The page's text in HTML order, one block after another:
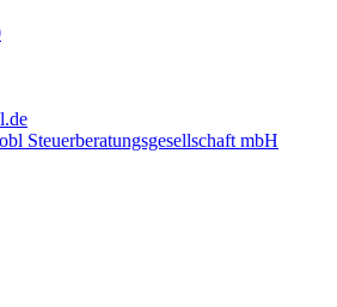
Steuerberatungsgesellschaft mbH